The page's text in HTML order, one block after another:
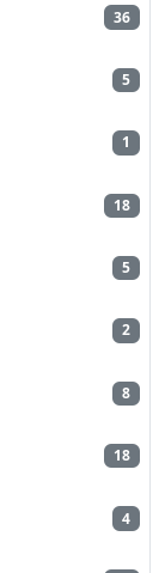
36
5
1
18
5
2
8
18
4